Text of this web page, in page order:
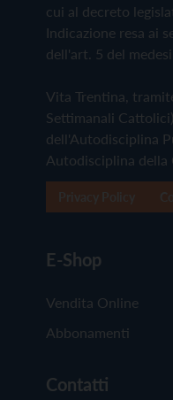
cui al decreto
Indicazione resa ai
dell'art. 5 del
Vita Trentina,
Settimanali
dell'Autodisciplina
Autodisciplina della
E-Shop
Vendita Online
Abbonamenti
Contatti